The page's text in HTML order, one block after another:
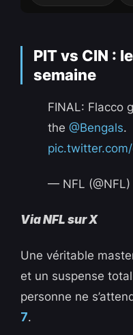
PIT vs CIN :
semaine
FINAL: Flacco
the@Bengals.
— NFL (@NFL)
Via NFL sur X
Une véritable
et un suspense
personne ne
7.